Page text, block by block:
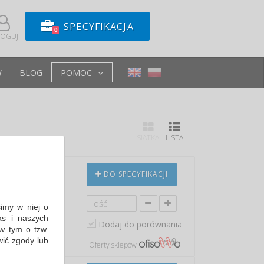
0 SPECYFIKACJA
BLOG POMOC
LISTA
13,48 PLN
DO SPECYFIKACJI
Dodaj do porównania
Oferty sklepów
w niej o
i naszych
tym o tzw.
zgody lub